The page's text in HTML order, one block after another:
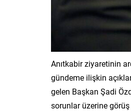
Anıtkabir ziyaretinin
gündeme ilişkin
gelen Başkan Şadi
sorunlar üzerine